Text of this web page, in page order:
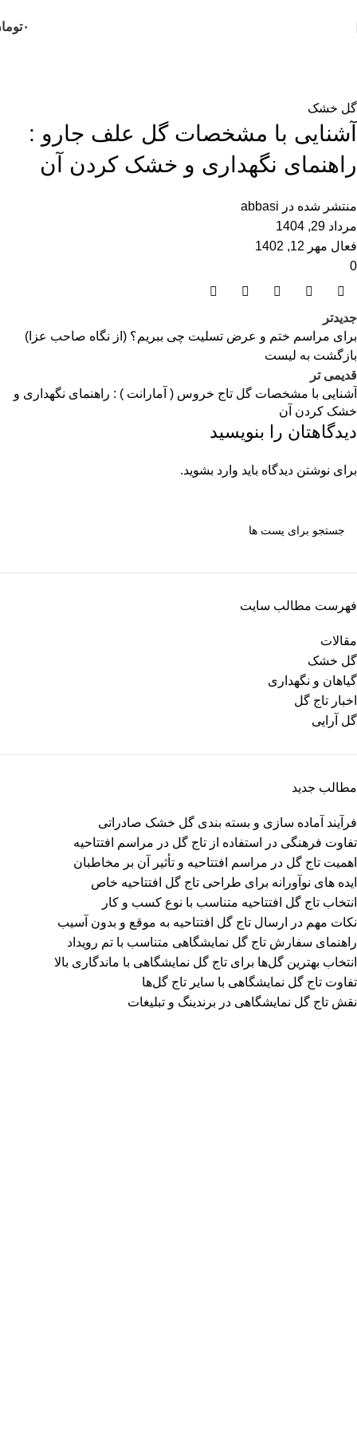
۰
گل خشک
آشنایی با مشخصات گل علف جارو :
راهنمای نگهداری و خشک کردن آن
منتشر شده در abbasi
مرداد 29, 1404
فعال مهر 12, 1402
0
جدیدتر
برای مراسم ختم و عرض تسلیت چی ببریم؟ (از نگاه صاحب عزا)
بازگشت به لیست
قدیمی تر
آشنایی با مشخصات گل تاج خروس ( آمارانت ) : راهنمای نگهداری و
خشک کردن آن
دیدگاهتان را بنویسید
برای نوشتن دیدگاه باید وارد بشوید.
فهرست مطالب سایت
مقالات
گل خشک
گیاهان و نگهداری
اخبار تاج گل
گل آرایی
مطالب جدید
فرآیند آماده سازی و بسته بندی گل خشک صادراتی
تفاوت‌ فرهنگی در استفاده از تاج گل در مراسم افتتاحیه
اهمیت تاج گل در مراسم افتتاحیه و تأثیر آن بر مخاطبان
ایده های نوآورانه برای طراحی تاج گل افتتاحیه خاص
انتخاب تاج گل افتتاحیه متناسب با نوع کسب و کار
نکات مهم در ارسال تاج گل افتتاحیه به موقع و بدون آسیب
راهنمای سفارش تاج گل نمایشگاهی متناسب با تم رویداد
انتخاب بهترین گل‌ها برای تاج گل‌ نمایشگاهی با ماندگاری بالا
تفاوت‌ تاج گل‌ نمایشگاهی با سایر تاج گل‌ها
نقش تاج گل‌ نمایشگاهی در برندینگ و تبلیغات